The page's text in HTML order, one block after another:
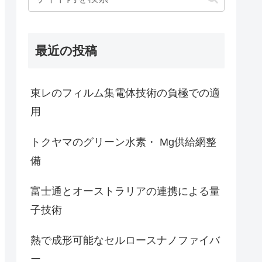
最近の投稿
東レのフィルム集電体技術の負極での適
用
トクヤマのグリーン水素・ Mg供給網整
備
富士通とオーストラリアの連携による量
子技術
熱で成形可能なセルロースナノファイバ
ー